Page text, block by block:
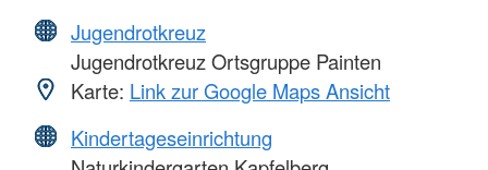
Jugendrotkreuz
Jugendrotkreuz Ortsgruppe Painten
Karte: Link zur Google Maps Ansicht
Kindertageseinrichtung